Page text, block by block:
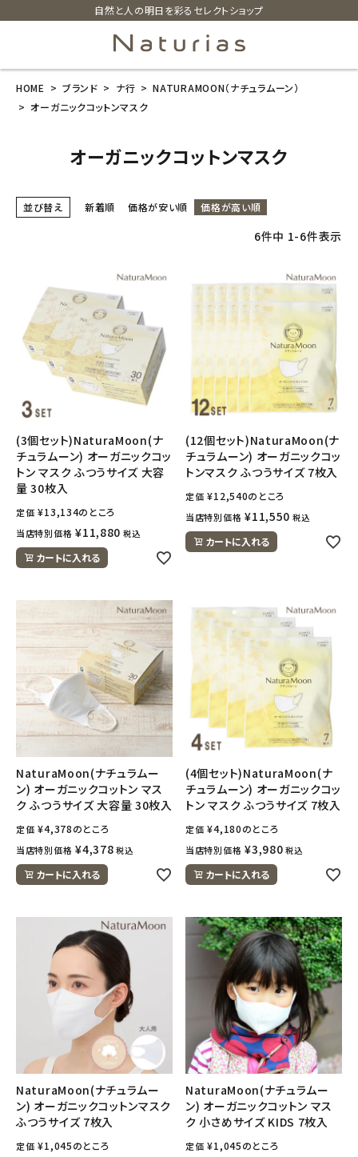
自然と人の明日を彩るセレクトショップ
新商品
衛生用品
日用品雑貨
フェムケア
インナー・下着・ナイトウェア
キッズ・ベビー・マタニティ
キッチン用品
フード・ドリンク
ブランド
定期購入
オリジナルブランド
ナチュラムーン
エコリュクス
エコメイト
ナチュラプラス
アルマウィン
アルモニベルツ
コラム・スタッフのおすすめ
アカウント情報
ようこそ ゲスト 様
meeting_room ログイン person 会員登録
HOME ブランド ナ行
NATURAMOON（ナチュラムーン）
オーガニックコットンマスク
オーガニックコットンマスク
並び替え 新着順 価格が安い順 価格が高い順
6件中 1-6件表示
(3個セット)NaturaMoon(ナ
チュラムーン) オーガニックコッ
トン マスク ふつうサイズ 大容
量 30枚入
定価 ¥13,134のところ
当店特別価格 ¥11,880 税込
カートに入れる
(12個セット)NaturaMoon(ナ
チュラムーン) オーガニックコッ
トンマスク ふつうサイズ 7枚入
定価 ¥12,540のところ
当店特別価格 ¥11,550 税込
カートに入れる
NaturaMoon(ナチュラムー
ン) オーガニックコットン マス
ク ふつうサイズ 大容量 30枚入
定価 ¥4,378のところ
当店特別価格 ¥4,378 税込
カートに入れる
(4個セット)NaturaMoon(ナ
チュラムーン) オーガニックコッ
トン マスク ふつうサイズ 7枚入
定価 ¥4,180のところ
当店特別価格 ¥3,980 税込
カートに入れる
NaturaMoon(ナチュラムー
ン) オーガニックコットンマスク
ふつうサイズ 7枚入
定価 ¥1,045のところ
NaturaMoon(ナチュラムー
ン) オーガニックコットン マス
ク 小さめサイズ KIDS 7枚入
定価 ¥1,045のところ